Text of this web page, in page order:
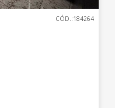
CÓD.:184264